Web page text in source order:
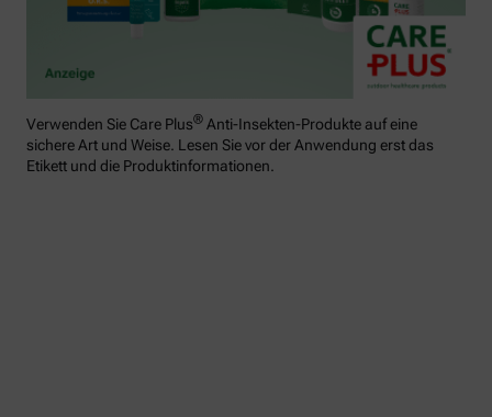
Verwenden Sie Care Plus® Anti-Insekten-Produkte auf eine
sichere Art und Weise. Lesen Sie vor der Anwendung erst das
Etikett und die Produktinformationen.